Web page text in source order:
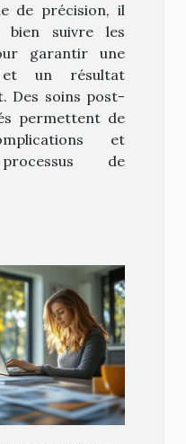
de précision, il
bien suivre les
garantir une
et un résultat
Des soins post-
permettent de
et
de